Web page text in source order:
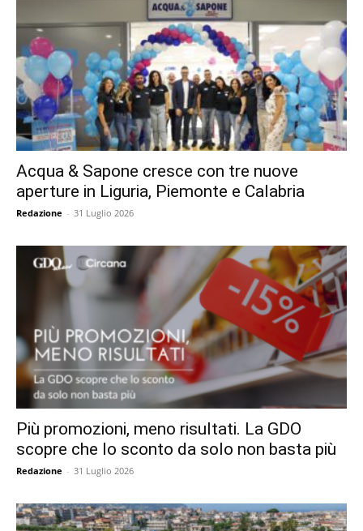
Acqua & Sapone cresce con tre nuove
aperture in Liguria, Piemonte e Calabria
Redazione - 31 Luglio 2026
Più promozioni, meno risultati. La GDO
scopre che lo sconto da solo non basta più
Redazione - 31 Luglio 2026